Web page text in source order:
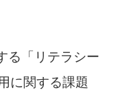
る「リテラシー
に関する課題